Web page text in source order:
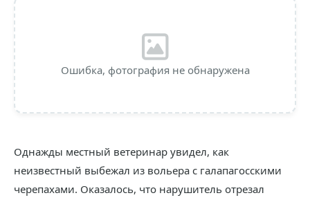
Ошибка, фотография не обнаружена
Однажды местный ветеринар увидел, как
неизвестный выбежал из вольера с галапагосскими
черепахами. Оказалось, что нарушитель отрезал